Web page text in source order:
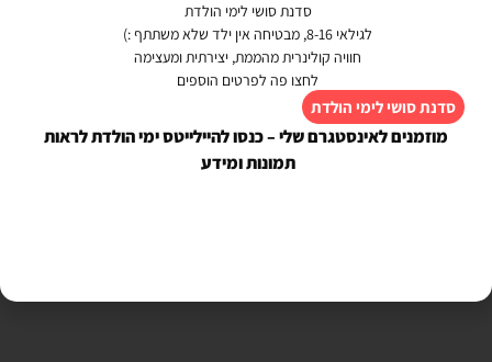
סדנת סושי לימי הולדת
לגילאי 8-16, מבטיחה אין ילד שלא משתתף :)
חוויה קולינרית מהממת, יצירתית ומעצימה
לחצו פה לפרטים הוספים
סדנת סושי לימי הולדת
מוזמנים לאינסטגרם שלי – כנסו להיילייטס ימי הולדת לראות
תמונות ומידע